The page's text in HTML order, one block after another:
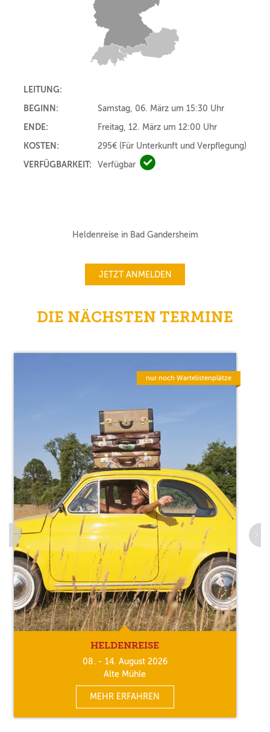
LEITUNG:
BEGINN:
Samstag, 06. März um 15:30 Uhr
ENDE:
Freitag, 12. März um 12:00 Uhr
KOSTEN:
295€ (Für Unterkunft und Verpflegung)
VERFÜGBARKEIT:
Verfügbar Verfügbar
Heldenreise in Bad Gandersheim
JETZT ANMELDEN
DIE NÄCHSTEN TERMINE
nur noch Wartelistenplätze
HELDENREISE
08. - 14. August 2026
Alte Mühle
MEHR ERFAHREN